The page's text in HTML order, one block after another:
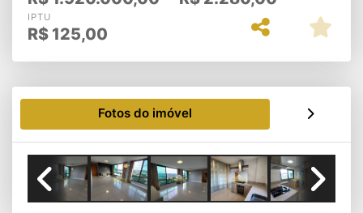
IPTU
R$ 125,00
Fotos do imóvel